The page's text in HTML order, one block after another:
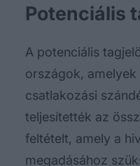
Potenciális
A potenciális
országok,
csatlakozási
teljesítették az
feltételt, amely a
megadásához